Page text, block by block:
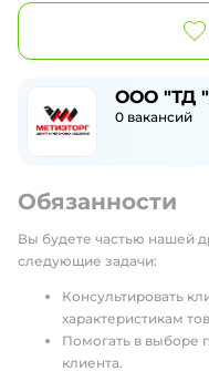
ООО "ТД
0 вакансий
Обязанности
Вы будете частью нашей
следующие задачи:
Консультировать
характеристикам
Помогать в выборе
клиента.